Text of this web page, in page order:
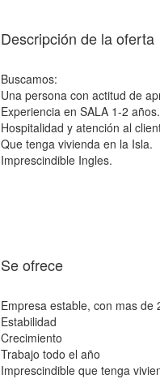
Descripción de la oferta
Buscamos:
Una persona con actitud de
Experiencia en SALA 1-2 años.
Hospitalidad y atención al
Que tenga vivienda en la Isla.
Imprescindible Ingles.
Se ofrece
Empresa estable, con mas de
Estabilidad
Crecimiento
Trabajo todo el año
Imprescindible que tenga